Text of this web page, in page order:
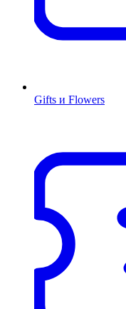
Gifts и Flowers